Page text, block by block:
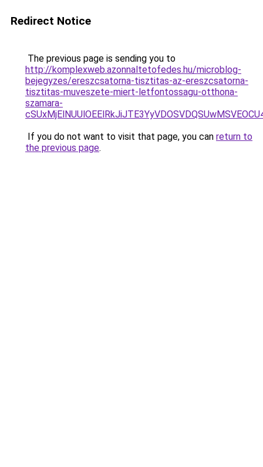
Redirect Notice
The previous page is sending you to
http://komplexweb.azonnaltetofedes.hu/microblog-
bejegyzes/ereszcsatorna-tisztitas-az-ereszcsatorna-
tisztitas-muveszete-miert-letfontossagu-otthona-
szamara-
If you do not want to visit that page, you can return to
the previous page.